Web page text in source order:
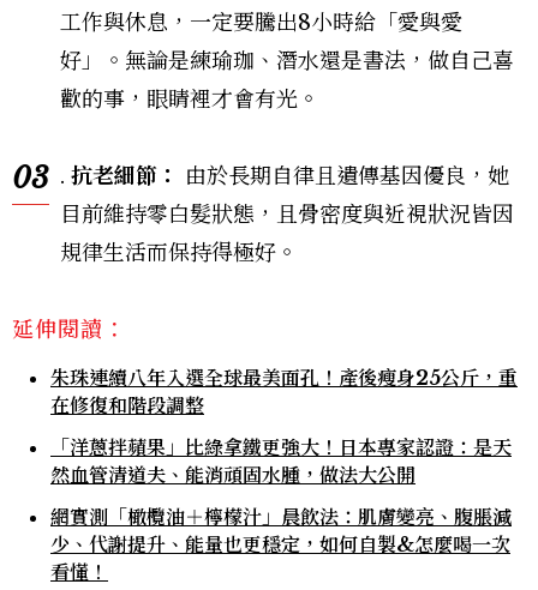
工作與休息，一定要騰出8小時給「愛與愛
好」。無論是練瑜珈、潛水還是書法，做自己喜
歡的事，眼睛裡才會有光。
03 . 抗老細節：
由於長期自律且遺傳基因優良，她
目前維持零白髮狀態，且骨密度與近視狀況皆因
規律生活而保持得極好。
延伸閱讀：
朱珠連續八年入選全球最美面孔！產後瘦身25公斤，重
在修復和階段調整
「洋蔥拌蘋果」比綠拿鐵更強大！日本專家認證：是天
然血管清道夫、能消頑固水腫，做法大公開
網實測「橄欖油＋檸檬汁」晨飲法：肌膚變亮、腹脹減
少、代謝提升、能量也更穩定，如何自製&怎麼喝一次
看懂！